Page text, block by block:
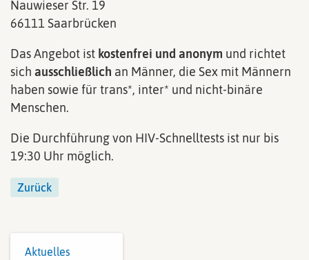
Aktuelles
Nauwieser Str. 19
66111 Saarbrücken
Das Angebot ist kostenfrei und anonym und richtet
sich ausschließlich an Männer, die Sex mit Männern
haben sowie für trans*, inter* und nicht-binäre
Menschen.
Die Durchführung von HIV-Schnelltests ist nur bis
19:30 Uhr möglich.
Zurück